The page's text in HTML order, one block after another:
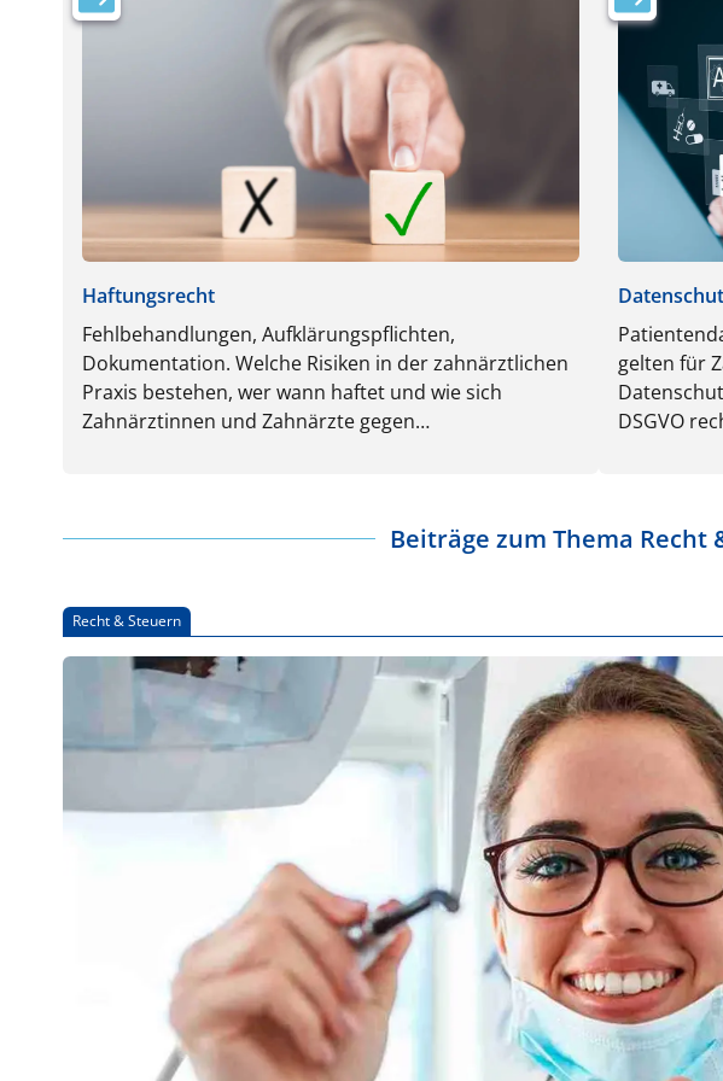
Haftungsrecht
Fehlbehandlungen, Aufklärungspflichten,
Dokumentation. Welche Risiken in der zahnärztlichen
Praxis bestehen, wer wann haftet und wie sich
Zahnärztinnen und Zahnärzte gegen
gelten für
DSGVO
Beiträge zum Thema Recht
Recht & Steuern